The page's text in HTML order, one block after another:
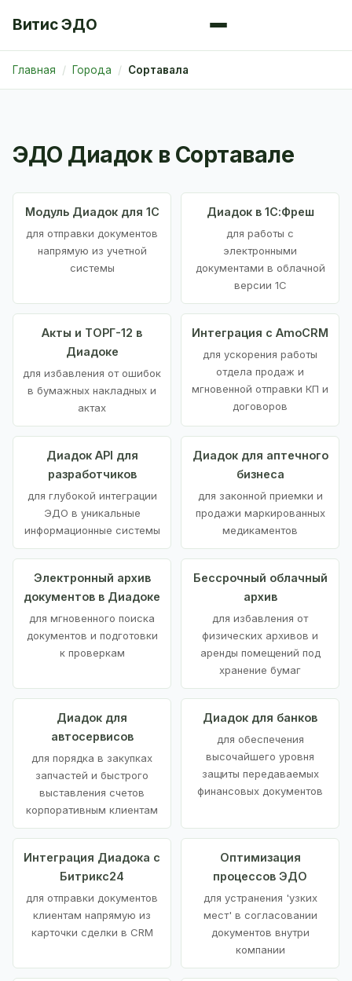
Витис ЭДО
Главная Города Сортавала
ЭДО Диадок в Сортавале
Модуль Диадок для 1С
для отправки документов
напрямую из учетной
системы
Диадок в 1С:Фреш
для работы с
электронными
документами в облачной
версии 1С
Акты и ТОРГ-12 в
Диадоке
для избавления от ошибок
в бумажных накладных и
актах
Интеграция с AmoCRM
для ускорения работы
отдела продаж и
мгновенной отправки КП и
договоров
Диадок API для
разработчиков
для глубокой интеграции
ЭДО в уникальные
информационные системы
Диадок для аптечного
бизнеса
для законной приемки и
продажи маркированных
медикаментов
Электронный архив
документов в Диадоке
для мгновенного поиска
документов и подготовки
к проверкам
Бессрочный облачный
архив
для избавления от
физических архивов и
аренды помещений под
хранение бумаг
Диадок для
автосервисов
для порядка в закупках
запчастей и быстрого
выставления счетов
корпоративным клиентам
Диадок для банков
для обеспечения
высочайшего уровня
защиты передаваемых
финансовых документов
Интеграция Диадока с
Битрикс24
для отправки документов
клиентам напрямую из
карточки сделки в CRM
Оптимизация
процессов ЭДО
для устранения 'узких
мест' в согласовании
документов внутри
компании